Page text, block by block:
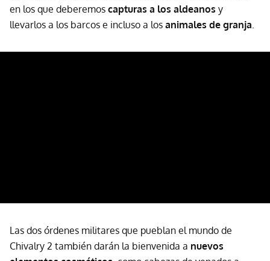
en los que deberemos capturas a los aldeanos y
llevarlos a los barcos e incluso a los animales de granja
Las dos órdenes militares que pueblan el mundo de
Chivalry 2 también darán la bienvenida a nuevos